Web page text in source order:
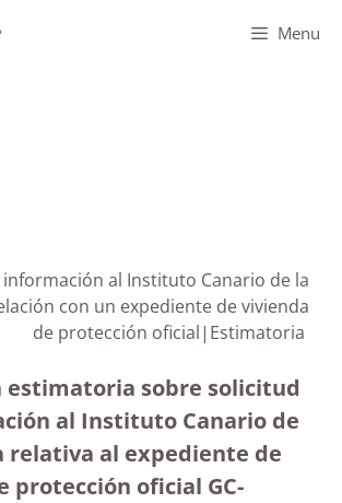
Menu
al Instituto Canario de la
con un expediente de vivienda
de protección oficial|Estimatoria
estimatoria sobre solicitud
al Instituto Canario de
relativa al expediente de
protección oficial GC-